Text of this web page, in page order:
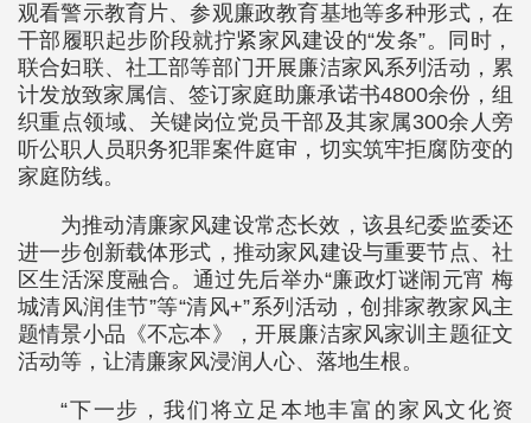
观看警示教育片、参观廉政教育基地等多种形式，在
干部履职起步阶段就拧紧家风建设的“发条”。同时，
联合妇联、社工部等部门开展廉洁家风系列活动，累
计发放致家属信、签订家庭助廉承诺书4800余份，组
织重点领域、关键岗位党员干部及其家属300余人旁
听公职人员职务犯罪案件庭审，切实筑牢拒腐防变的
家庭防线。
为推动清廉家风建设常态长效，该县纪委监委还
进一步创新载体形式，推动家风建设与重要节点、社
区生活深度融合。通过先后举办“廉政灯谜闹元宵 梅
城清风润佳节”等“清风+”系列活动，创排家教家风主
题情景小品《不忘本》，开展廉洁家风家训主题征文
活动等，让清廉家风浸润人心、落地生根。
“下一步，我们将立足本地丰富的家风文化资